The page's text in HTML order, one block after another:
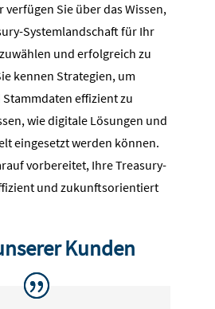
verfügen Sie über das Wissen,
Systemlandschaft für Ihr
und erfolgreich zu
kennen Strategien, um
effizient zu
wie digitale Lösungen und
eingesetzt werden können.
vorbereitet, Ihre Treasury-
und zukunftsorientiert
Kunden